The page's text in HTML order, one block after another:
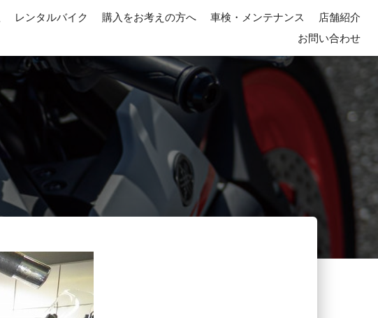
レンタルバイク 購入をお考えの方へ 車検・メンテナンス
店舗紹介
お問い合わせ